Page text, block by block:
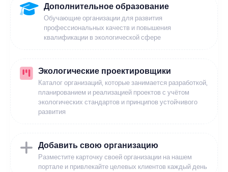
Дополнительное образование
Обучающие организации для развития
профессиональных качеств и повышения
квалификации в экологической сфере
Экологические проектировщики
Каталог организаций, которые занимается разработкой,
планированием и реализацией проектов с учётом
экологических стандартов и принципов устойчивого
развития
Добавить свою организацию
Разместите карточку своей организации на нашем
портале и привлекайте целевых клиентов каждый день